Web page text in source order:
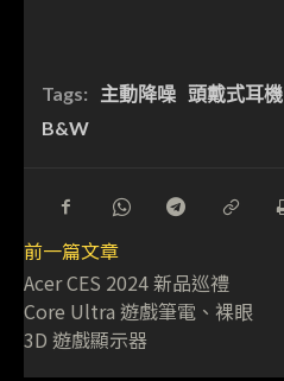
Tags: 主動降噪 頭戴式耳機
B&W
前一篇文章
Acer CES 2024 新品巡禮
Core Ultra 遊戲筆電、裸眼
3D 遊戲顯示器